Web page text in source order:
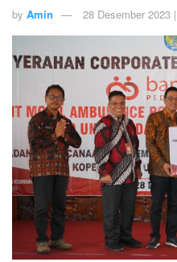
by Amin 28 Desember 2023